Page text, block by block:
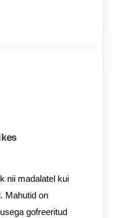
nii madalatel kui
Mahutid on
gofreeritud